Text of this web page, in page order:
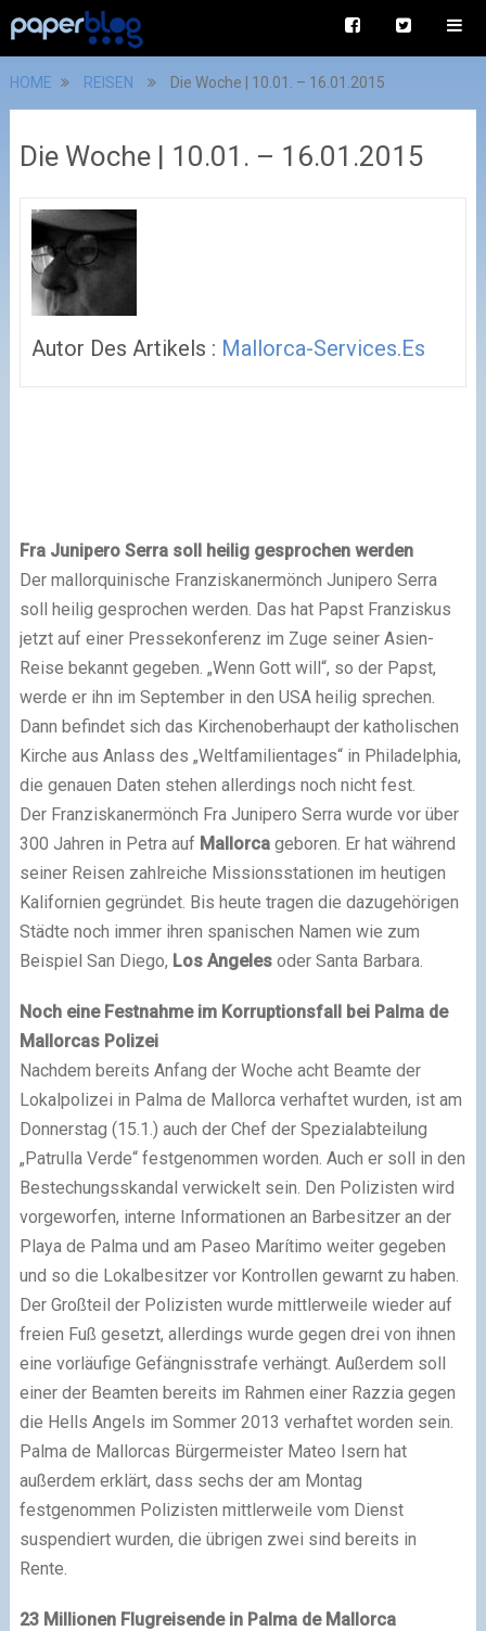
HOME REISEN Die Woche | 10.01. – 16.01.2015
Die Woche | 10.01. – 16.01.2015
Autor Des Artikels : Mallorca-Services.es
Fra Junipero Serra soll heilig gesprochen werden
Der mallorquinische Franziskanermönch Junipero Serra
soll heilig gesprochen werden. Das hat Papst Franziskus
jetzt auf einer Pressekonferenz im Zuge seiner Asien-
Reise bekannt gegeben. „Wenn Gott will“, so der Papst,
werde er ihn im September in den USA heilig sprechen.
Dann befindet sich das Kirchenoberhaupt der katholischen
Kirche aus Anlass des „Weltfamilientages“ in Philadelphia,
die genauen Daten stehen allerdings noch nicht fest.
Der Franziskanermönch Fra Junipero Serra wurde vor über
300 Jahren in Petra auf Mallorcageboren. Er hat während
seiner Reisen zahlreiche Missionsstationen im heutigen
Kalifornien gegründet. Bis heute tragen die dazugehörigen
Städte noch immer ihren spanischen Namen wie zum
Beispiel San Diego, Los Angelesoder Santa Barbara.
Noch eine Festnahme im Korruptionsfall bei Palma de
Mallorcas Polizei
Nachdem bereits Anfang der Woche acht Beamte der
Lokalpolizei in Palma de Mallorca verhaftet wurden, ist am
Donnerstag (15.1.) auch der Chef der Spezialabteilung
„Patrulla Verde“ festgenommen worden. Auch er soll in den
Bestechungsskandal verwickelt sein. Den Polizisten wird
vorgeworfen, interne Informationen an Barbesitzer an der
Playa de Palma und am Paseo Marítimo weiter gegeben
und so die Lokalbesitzer vor Kontrollen gewarnt zu haben.
Der Großteil der Polizisten wurde mittlerweile wieder auf
freien Fuß gesetzt, allerdings wurde gegen drei von ihnen
eine vorläufige Gefängnisstrafe verhängt. Außerdem soll
einer der Beamten bereits im Rahmen einer Razzia gegen
die Hells Angels im Sommer 2013 verhaftet worden sein.
Palma de Mallorcas Bürgermeister Mateo Isern hat
außerdem erklärt, dass sechs der am Montag
festgenommen Polizisten mittlerweile vom Dienst
suspendiert wurden, die übrigen zwei sind bereits in
Rente.
23 Millionen Flugreisende in Palma de Mallorca